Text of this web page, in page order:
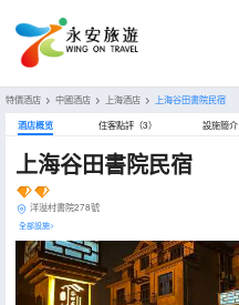
特價酒店 > 中國酒店 > 上海酒店 > 上海谷田書院民宿
酒店概览 住客點評（3） 設施簡介
上海谷田書院民宿
洋溢村書院278號
全部設施>